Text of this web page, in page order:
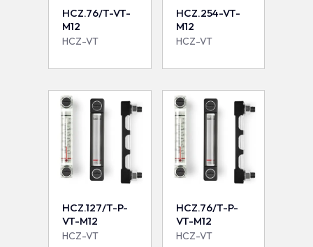
HCZ.76/T-VT-
M12
HCZ-VT
HCZ.254-VT-
M12
HCZ-VT
HCZ.127/T-P-
VT-M12
HCZ-VT
HCZ.76/T-P-
VT-M12
HCZ-VT